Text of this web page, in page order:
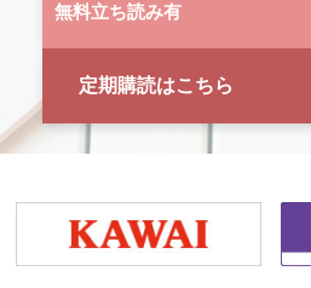
無料立ち読み有
定期購読はこちら